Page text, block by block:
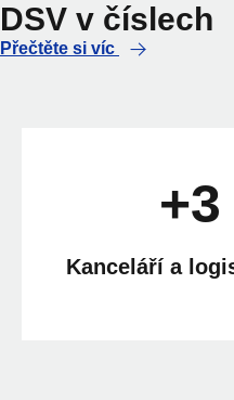
DSV v číslech
Přečtěte si víc
Kanceláří a